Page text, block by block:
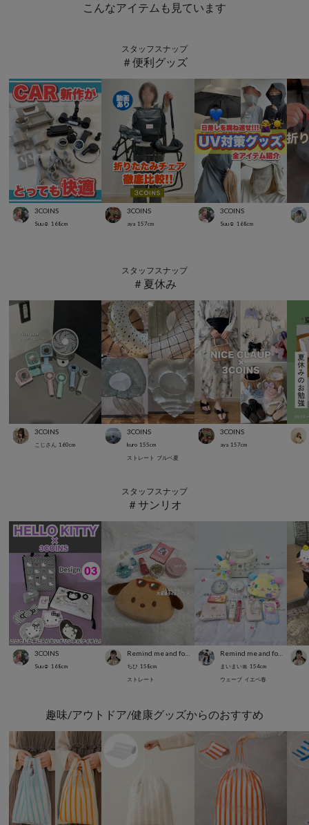
こんなアイテムも見ています
スタッフスナップ
＃便利グッズ
3COINS
Suu☺︎ 168cm
3COINS
aya 157cm
3COINS
Suu☺︎ 168cm
スタッフスナップ
＃夏休み
3COINS
こじさん 160cm
3COINS
kuro 155cm
ストレート ブルベ夏
3COINS
aya 157cm
スタッフスナップ
＃サンリオ
3COINS
Suu☺︎ 168cm ちひ 158cm
ストレート
Remind me and forever
まいまい🎀 154cm
ウェーブ イエベ春
趣味/アウトドア/健康グッズからのおすすめ